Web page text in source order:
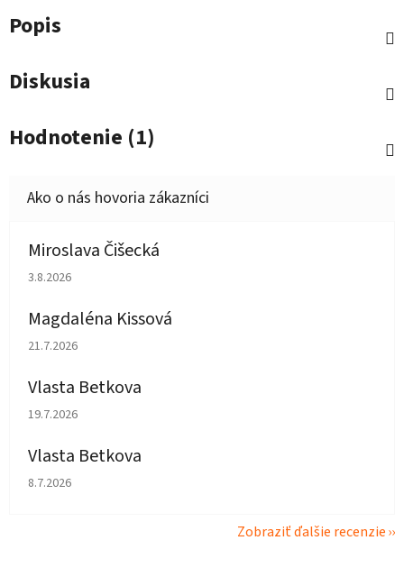
Popis
Diskusia
Hodnotenie (1)
Miroslava Čišecká
Hodnotenie obchodu je 1 z 5 hviezdičiek.
3.8.2026
Magdaléna Kissová
Hodnotenie obchodu je 5 z 5 hviezdičiek.
21.7.2026
Vlasta Betkova
Hodnotenie obchodu je 5 z 5 hviezdičiek.
19.7.2026
Vlasta Betkova
Hodnotenie obchodu je 4 z 5 hviezdičiek.
8.7.2026
Zobraziť ďalšie recenzie